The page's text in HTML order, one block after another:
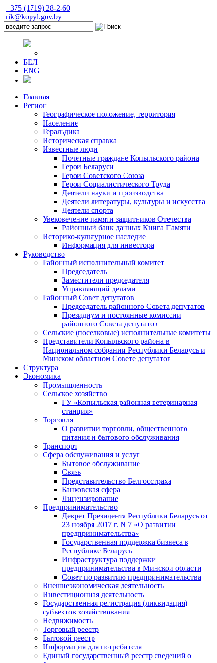
+375 (1719) 28-2-60
rik@kopyl.gov.by
БЕЛ
ENG
Главная
Регион
Географическое положение, территория
Население
Геральдика
Историческая справка
Известные люди
Почетные граждане Копыльского района
Герои Беларуси
Герои Советского Союза
Герои Социалистического Труда
Деятели науки и производства
Деятели литературы, культуры и искусства
Деятели спорта
Увековечение памяти защитников Отечества
Районный банк данных Книга Памяти
Историко-культурное наследие
Информация для инвестора
Руководство
Районный исполнительный комитет
Председатель
Заместители председателя
Управляющий делами
Районный Совет депутатов
Председатель районного Совета депутатов
Президиум и постоянные комиссии
районного Совета депутатов
Сельские (поселковые) исполнительные комитеты
Представители Копыльского района в
Национальном собрании Республики Беларусь и
Минском областном Совете депутатов
Структура
Экономика
Промышленность
Сельское хозяйство
ГУ «Копыльская районная ветеринарная
станция»
Торговля
О развитии торговли, общественного
питания и бытового обслуживания
Транспорт
Сфера обслуживания и услуг
Бытовое обслуживание
Связь
Представительство Белгосстраха
Банковская сфера
Лицензирование
Предпринимательство
Декрет Президента Республики Беларусь от
23 ноября 2017 г. N 7 «О развитии
предпринимательства»
Государственная поддержка бизнеса в
Республике Беларусь
Инфраструктура поддержки
предпринимательства в Минской области
Совет по развитию предпринимательства
Внешнеэкономическая деятельность
Инвестиционная деятельность
Государственная регистрация (ликвидация)
субъектов хозяйствования
Недвижимость
Торговый реестр
Бытовой реестр
Информация для потребителя
Единый государственный реестр сведений о